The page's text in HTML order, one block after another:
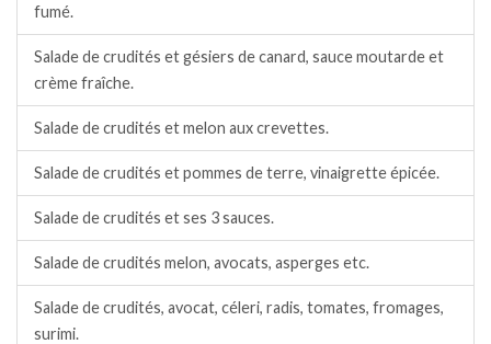
fumé.
Salade de crudités et gésiers de canard, sauce moutarde et
crème fraîche.
Salade de crudités et melon aux crevettes.
Salade de crudités et pommes de terre, vinaigrette épicée.
Salade de crudités et ses 3 sauces.
Salade de crudités melon, avocats, asperges etc.
Salade de crudités, avocat, céleri, radis, tomates, fromages,
surimi.